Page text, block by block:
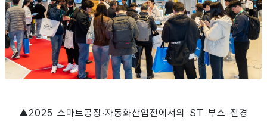
▲2025 스마트공장·자동화산업전에서의 ST 부스 전경